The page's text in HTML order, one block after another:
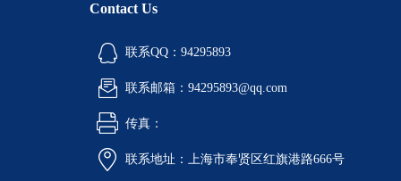
Contact Us
联系QQ：94295893
联系邮箱：94295893@qq.com
传真：
联系地址：上海市奉贤区红旗港路666号